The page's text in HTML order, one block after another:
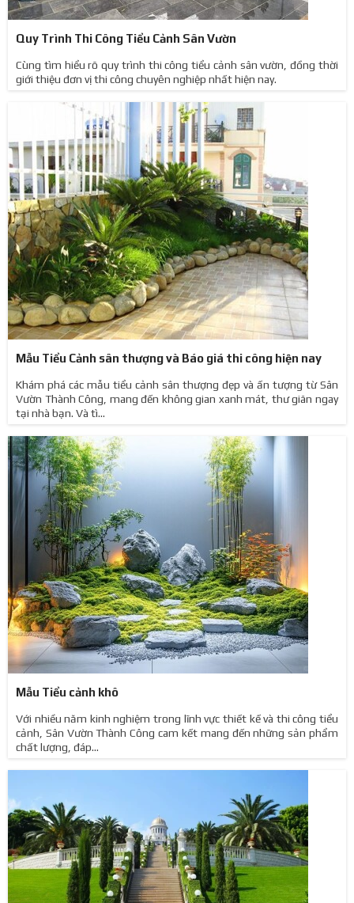
Quy Trình Thi Công Tiểu Cảnh Sân Vườn
Cùng tìm hiểu rõ quy trình thi công tiểu cảnh sân vườn, đồng thời
giới thiệu đơn vị thi công chuyên nghiệp nhất hiện nay.
Mẫu Tiểu Cảnh sân thượng và Báo giá thi công hiện nay
Khám phá các mẫu tiểu cảnh sân thượng đẹp và ấn tượng từ Sân
Vườn Thành Công, mang đến không gian xanh mát, thư giãn ngay
tại nhà bạn. Và tì...
Mẫu Tiểu cảnh khô
Với nhiều năm kinh nghiệm trong lĩnh vực thiết kế và thi công tiểu
cảnh, Sân Vườn Thành Công cam kết mang đến những sản phẩm
chất lượng, đáp...